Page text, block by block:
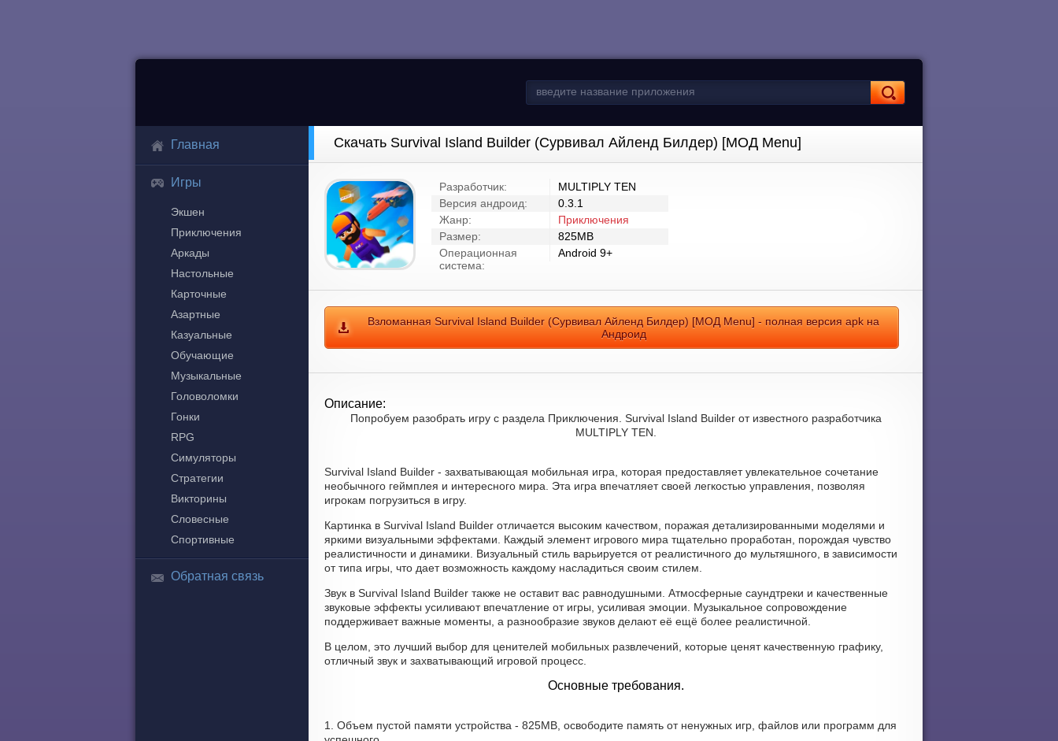
Главная
Игры
Экшен
Приключения
Аркады
Настольные
Карточные
Азартные
Казуальные
Обучающие
Музыкальные
Головоломки
Гонки
RPG
Симуляторы
Стратегии
Викторины
Словесные
Спортивные
Обратная связь
Скачать Survival Island Builder (Сурвивал Айленд Билдер) [МОД Menu]
Разработчик:
MULTIPLY TEN
Версия андроид:
0.3.1
Жанр:
Приключения
Размер:
825MB
Операционная
система:
Android 9+
Взломанная Survival Island Builder (Сурвивал Айленд Билдер) [МОД Menu] - полная версия apk на
Андроид
Описание:
Попробуем разобрать игру с раздела Приключения. Survival Island Builder от известного разработчика
MULTIPLY TEN.
Survival Island Builder - захватывающая мобильная игра, которая предоставляет увлекательное сочетание
необычного геймплея и интересного мира. Эта игра впечатляет своей легкостью управления, позволяя
игрокам погрузиться в игру.
Картинка в Survival Island Builder отличается высоким качеством, поражая детализированными моделями и
яркими визуальными эффектами. Каждый элемент игрового мира тщательно проработан, порождая чувство
реалистичности и динамики. Визуальный стиль варьируется от реалистичного до мультяшного, в зависимости
от типа игры, что дает возможность каждому насладиться своим стилем.
Звук в Survival Island Builder также не оставит вас равнодушными. Атмосферные саундтреки и качественные
звуковые эффекты усиливают впечатление от игры, усиливая эмоции. Музыкальное сопровождение
поддерживает важные моменты, а разнообразие звуков делают её ещё более реалистичной.
В целом, это лучший выбор для ценителей мобильных развлечений, которые ценят качественную графику,
отличный звук и захватывающий игровой процесс.
Основные требования.
1. Объем пустой памяти устройства - 825MB, освободите память от ненужных игр, файлов или программ для